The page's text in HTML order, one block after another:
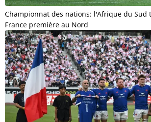
Championnat des nations: l'Afrique du Sud
France première au Nord